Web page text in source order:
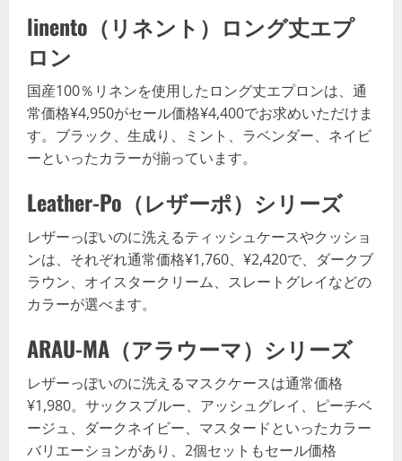
linento（リネント）ロング丈エプ
ロン
国産100％リネンを使用したロング丈エプロンは、通
常価格¥4,950がセール価格¥4,400でお求めいただけま
す。ブラック、生成り、ミント、ラベンダー、ネイビ
ーといったカラーが揃っています。
Leather-Po（レザーポ）シリーズ
レザーっぽいのに洗えるティッシュケースやクッショ
ンは、それぞれ通常価格¥1,760、¥2,420で、ダークブ
ラウン、オイスタークリーム、スレートグレイなどの
カラーが選べます。
ARAU-MA（アラウーマ）シリーズ
レザーっぽいのに洗えるマスクケースは通常価格
¥1,980。サックスブルー、アッシュグレイ、ピーチベ
ージュ、ダークネイビー、マスタードといったカラー
バリエーションがあり、2個セットもセール価格